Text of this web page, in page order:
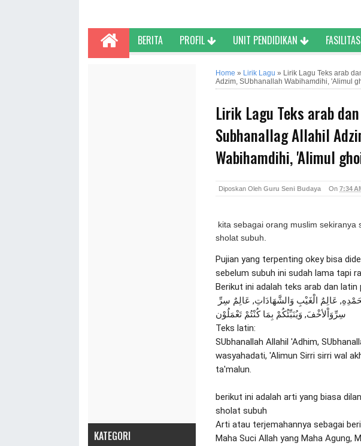
BERITA PROFIL UNIT PENDIDIKAN FASILITAS
KATEGORI
Home » Lirik Lagu » Lirik Lagu Teks arab
Adzim, SUbhanallah Wabihamdihi, 'Alimul
Lirik Lagu Teks arab
Subhanallag Allahil
Wabihamdihi, 'Alimul
Diposkan Oleh Guru Seni Budaya On 7:34
kita sebagai orang muslim sekiranya
sholat subuh.
Pujian yang terpenting okey bisa
sebelum subuh ini sudah lama tapi
Berikut ini adalah teks arab dan latin
سِرِّوَاْلأخْفَ, وَيُنَبِّئُكُمْ بِمَا كُنْتُمْ تَعْمَلُوْن
Teks latin:
SUbhanallah Allahil 'Adhim,
wasyahadati, 'Alimun Sirri sirri wal
ta'malun.
berikut ini adalah arti yang biasa
sholat subuh
Arti atau terjemahannya sebagai
Maha Suci Allah yang Maha Agung,